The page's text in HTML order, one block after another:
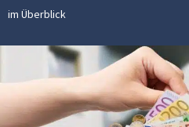
im Überblick